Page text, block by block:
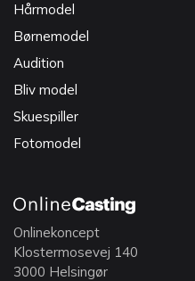
Hårmodel
Børnemodel
Audition
Bliv model
Skuespiller
Fotomodel
Onlinekoncept
Klostermosevej 140
3000 Helsingør